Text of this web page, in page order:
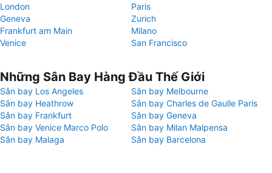
London
Paris
Geneva
Zurich
Frankfurt am Main
Milano
Venice
San Francisco
Những Sân Bay Hàng Đầu Thế Giới
Sân bay Los Angeles
Sân bay Melbourne
Sân bay Heathrow
Sân bay Charles de Gaulle Paris
Sân bay Frankfurt
Sân bay Geneva
Sân bay Venice Marco Polo
Sân bay Milan Malpensa
Sân bay Malaga
Sân bay Barcelona